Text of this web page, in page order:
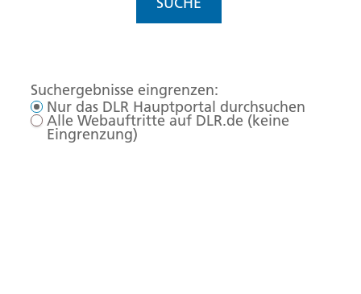
Suchergebnisse eingrenzen:
Nur das DLR Hauptportal durchsuchen
Alle Webauftritte auf DLR.de (keine
Eingrenzung)